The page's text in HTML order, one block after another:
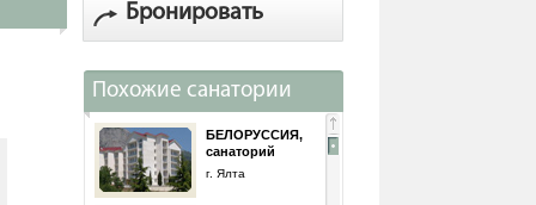
Бронировать
Похожие санатории
БЕЛОРУССИЯ,
санаторий
г. Ялта